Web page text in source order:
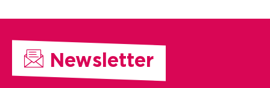
Newsletter